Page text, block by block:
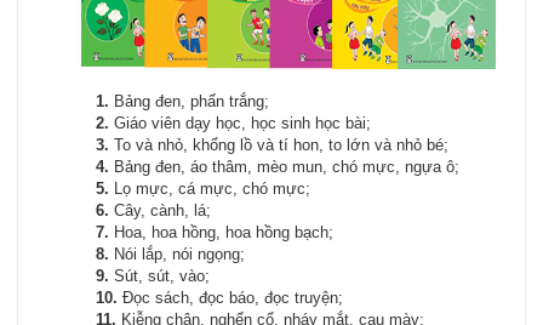
1. Bảng đen, phấn trắng;
2. Giáo viên dạy học, học sinh học bài;
3. To và nhỏ, khổng lồ và tí hon, to lớn và nhỏ bé;
4. Bảng đen, áo thâm, mèo mun, chó mực, ngựa ô;
5. Lọ mực, cá mực, chó mực;
6. Cây, cành, lá;
7. Hoa, hoa hồng, hoa hồng bạch;
8. Nói lắp, nói ngọng;
9. Sút, sút, vào;
10. Đọc sách, đọc báo, đọc truyện;
11. Kiễng chân, nghển cổ, nháy mắt, cau mày;